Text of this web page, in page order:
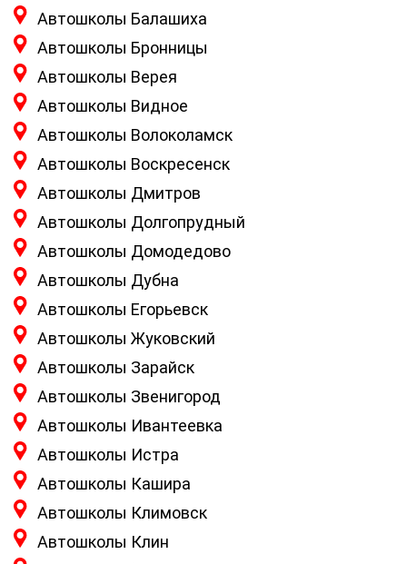
Автошколы Балашиха
Автошколы Бронницы
Автошколы Верея
Автошколы Видное
Автошколы Волоколамск
Автошколы Воскресенск
Автошколы Дмитров
Автошколы Долгопрудный
Автошколы Домодедово
Автошколы Дубна
Автошколы Егорьевск
Автошколы Жуковский
Автошколы Зарайск
Автошколы Звенигород
Автошколы Ивантеевка
Автошколы Истра
Автошколы Кашира
Автошколы Климовск
Автошколы Клин